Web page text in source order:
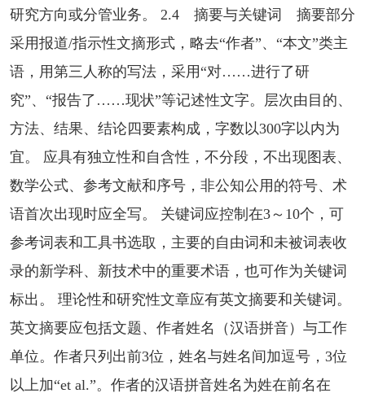
研究方向或分管业务。 2.4 摘要与关键词 摘要部分
采用报道/指示性文摘形式，略去“作者”、“本文”类主
语，用第三人称的写法，采用“对……进行了研
究”、“报告了……现状”等记述性文字。层次由目的、
方法、结果、结论四要素构成，字数以300字以内为
宜。 应具有独立性和自含性，不分段，不出现图表、
数学公式、参考文献和序号，非公知公用的符号、术
语首次出现时应全写。 关键词应控制在3～10个，可
参考词表和工具书选取，主要的自由词和未被词表收
录的新学科、新技术中的重要术语，也可作为关键词
标出。 理论性和研究性文章应有英文摘要和关键词。
英文摘要应包括文题、作者姓名（汉语拼音）与工作
单位。作者只列出前3位，姓名与姓名间加逗号，3位
以上加“et al.”。作者的汉语拼音姓名为姓在前名在